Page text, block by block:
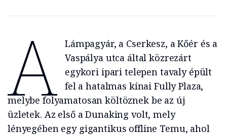
A
Lámpagyár, a Cserkesz, a Kőér és a
Vaspálya utca által közrezárt
egykori ipari telepen tavaly épült
fel a hatalmas kínai Fully Plaza,
melybe folyamatosan költöznek be az új
üzletek. Az első a Dunaking volt, mely
lényegében egy gigantikus offline Temu, ahol